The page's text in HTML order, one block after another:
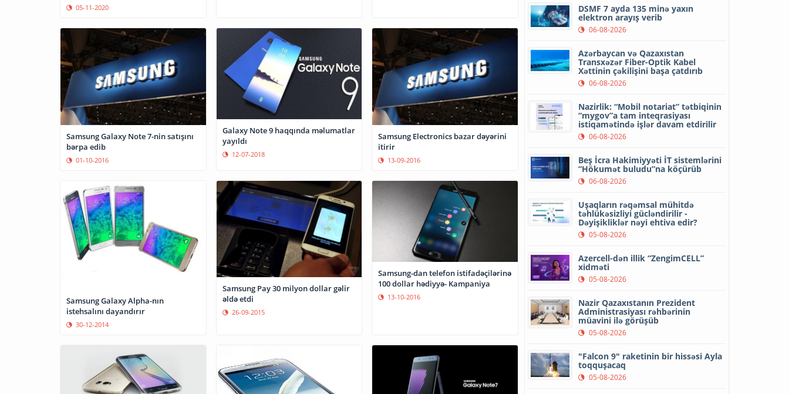
05-11-2020
Samsung Galaxy Note 7-nin satışını
bərpa edib
01-10-2016
Galaxy Note 9 haqqında məlumatlar
yayıldı
12-07-2018
Samsung Electronics bazar dəyərini
itirir
13-09-2016
Samsung Galaxy Alpha-nın
istehsalını dayandırır
30-12-2014
Samsung Pay 30 milyon dollar gəlir
əldə etdi
26-09-2015
Samsung-dan telefon istifadəçilərinə
100 dollar hədiyyə- Kampaniya
13-10-2016
DSMF 7 ayda 135 minə yaxın
elektron arayış verib
06-08-2026
Azərbaycan və Qazaxıstan
Transxəzər Fiber-Optik Kabel
Xəttinin çəkilişini başa çatdırıb
06-08-2026
Nazirlik: “Mobil notariat” tətbiqinin
“mygov”a tam inteqrasiyası
istiqamətində işlər davam etdirilir
06-08-2026
Beş İcra Hakimiyyəti İT sistemlərini
“Hökumət buludu”na köçürüb
06-08-2026
Uşaqların rəqəmsal mühitdə
təhlükəsizliyi gücləndirilir -
Dəyişikliklər nəyi ehtiva edir?
05-08-2026
Azercell-dən illik “ZengimCELL”
xidməti
05-08-2026
Nazir Qazaxıstanın Prezident
Administrasiyası rəhbərinin
müavini ilə görüşüb
05-08-2026
"Falcon 9" raketinin bir hissəsi Ayla
toqquşacaq
05-08-2026